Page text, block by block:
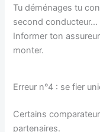
Tu déménages tu
second conducteur…
Informer ton
monter.
Erreur n°4 : se fier
Certains
partenaires.